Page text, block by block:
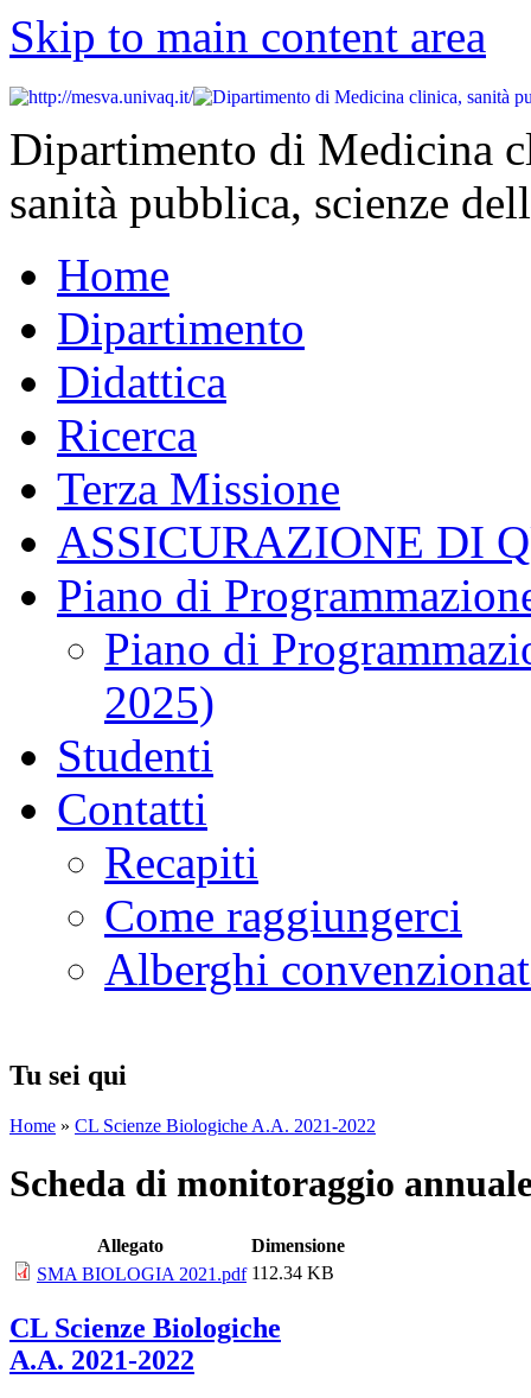
Skip to main content area
Dipartimento di Medicina
sanità pubblica, scienze
Home
Dipartimento
Didattica
Ricerca
Terza Missione
ASSICURAZIONE DI
Piano di
Piano di
2025)
Studenti
Contatti
Recapiti
Come raggiungerci
Alberghi
Tu sei qui
Home » CL Scienze Biologiche A.A. 2021-2022
Scheda di monitoraggio
Allegato
Dimensione
SMA BIOLOGIA 2021.pdf 112.34 KB
CL Scienze Biologiche
A.A. 2021-2022